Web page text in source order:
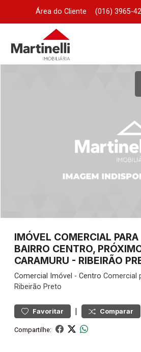
Área do Cliente (016) 3965-
IMÓVEL COMERCIAL
BAIRRO CENTRO,
CARAMURU - RIBEIRÃO
Comercial Imóvel - Centro Comercial
Ribeirão Preto
Favoritar | Comparar
Compartilhe: